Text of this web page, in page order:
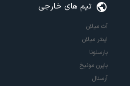
تیم های خارجی
آث میلان
اینتر میلان
بارسلونا
بایرن مونیخ
آرسنال